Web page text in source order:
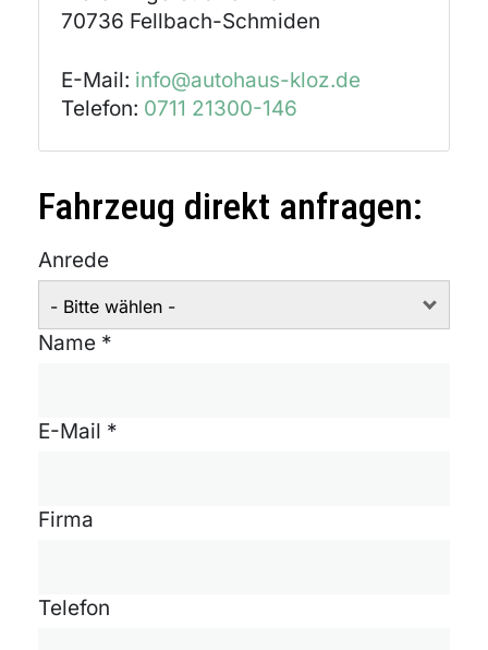
70736 Fellbach-Schmiden
E-Mail: info@autohaus-kloz.de
Telefon: 0711 21300-146
Fahrzeug direkt anfragen:
Anrede
- Bitte wählen -
Name *
E-Mail *
Firma
Telefon